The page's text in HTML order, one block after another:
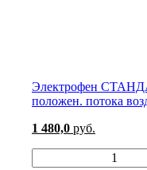
Электрофен
положен. потока
1 480,0 руб.